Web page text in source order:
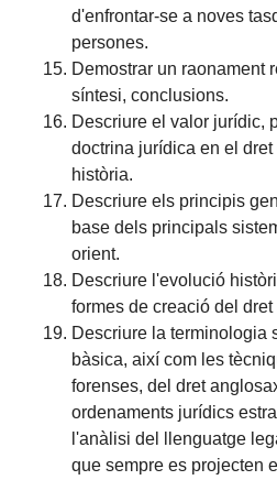
d'enfrontar-se a noves
persones.
Demostrar un raonament
síntesi, conclusions.
Descriure el valor jurídic,
doctrina jurídica en el
història.
Descriure els principis
base dels principals
orient.
Descriure l'evolució
formes de creació del dret
Descriure la terminologia
bàsica, així com les
forenses, del dret
ordenaments jurídics
l'anàlisi del llenguatge
que sempre es projecten